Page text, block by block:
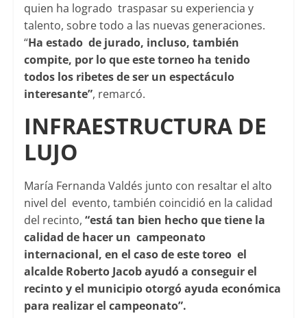
quien ha logrado traspasar su experiencia y
talento, sobre todo a las nuevas generaciones.
“Ha estado de jurado, incluso, también
compite, por lo que este torneo ha tenido
todos los ribetes de ser un espectáculo
interesante”, remarcó.
INFRAESTRUCTURA DE
LUJO
María Fernanda Valdés junto con resaltar el alto
nivel del evento, también coincidió en la calidad
del recinto, “está tan bien hecho que tiene la
calidad de hacer un campeonato
internacional, en el caso de este toreo el
alcalde Roberto Jacob ayudó a conseguir el
recinto y el municipio otorgó ayuda económica
para realizar el campeonato”.